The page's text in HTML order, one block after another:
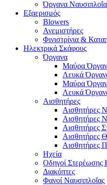
Όργανα
Εξαερισμός
Blowers
Ανεμιστήρες
Φινιστρίνια &
Ηλεκτρικά Σκάφους
Όργανα
Μαύρα
Λευκά
Μαύρα
Λευκά
Αισθητήρες
Αισθητήρες
Αισθητήρες
Αισθητήρες
Αισθητήρες
Αισθητήρες
Ηχεία
Οδηγοί Στερέωσης
Διακόπτες
Φανοί Ναυσιπλοΐας